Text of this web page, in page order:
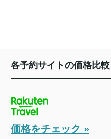
各予約サイトの価格比較
価格をチェック »